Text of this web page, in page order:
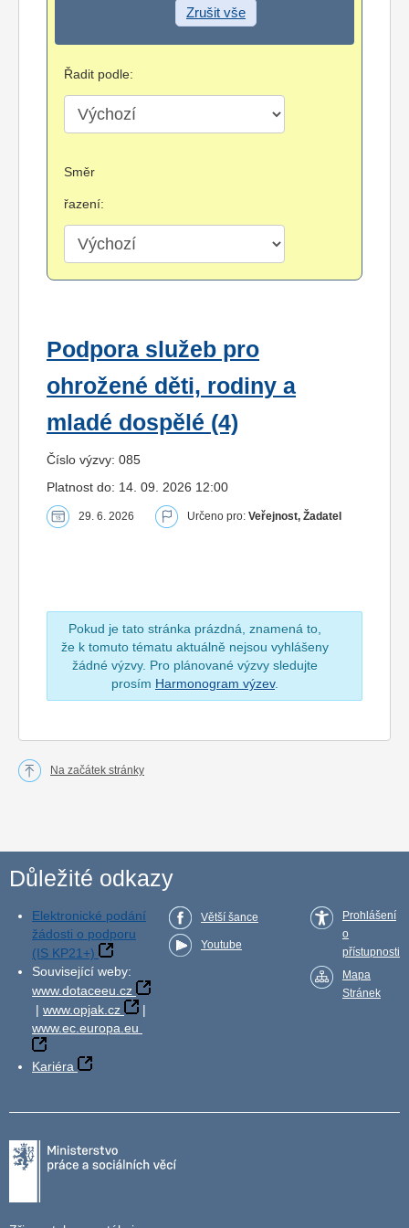
Zrušit vše
Řadit podle:
Směr
řazení:
Podpora služeb pro
ohrožené děti, rodiny a
mladé dospělé (4)
Číslo výzvy: 085
Platnost do: 14. 09. 2026 12:00
29. 6. 2026 Určeno pro: Veřejnost, Žadatel
Pokud je tato stránka prázdná, znamená to,
že k tomuto tématu aktuálně nejsou vyhlášeny
žádné výzvy. Pro plánované výzvy sledujte
prosím Harmonogram výzev.
Na začátek stránky
Důležité odkazy
Elektronické podání
žádosti o podporu
(IS KP21+)
Související weby:
www.dotaceeu.cz
| www.opjak.cz
|
www.ec.europa.eu
Kariéra
Větší šance
Youtube
Prohlášení
o
přístupnosti
Mapa
Stránek